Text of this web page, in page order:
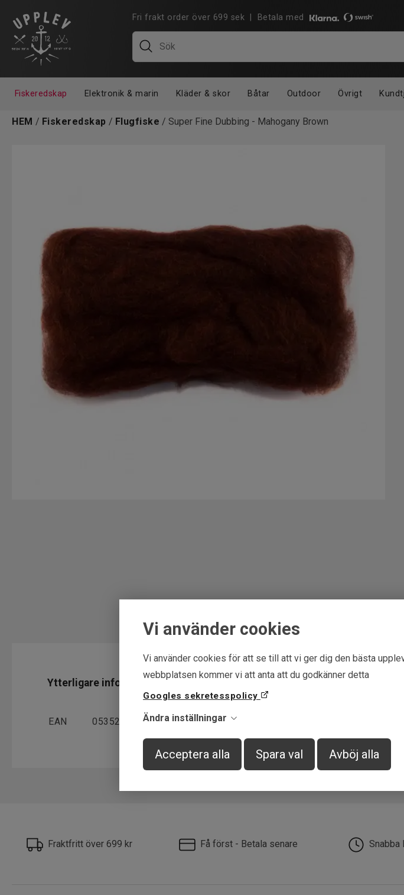
Vi använder cookies
Vi använder cookies för att se till att vi ger dig den bästa
webbplatsen kommer vi att anta att du godkänner detta
Googles sekretesspolicy
Ändra inställningar
Acceptera alla Spara val Avböj alla
Fri frakt order över 699 sek | Betala med
Fiskeredskap Elektronik & marin Kläder & skor Båtar Outdoor Övrigt
HEM / Fiskeredskap / Flugfiske / Super Fine Dubbing - Mahogany Brown
Ytterligare information
EAN 053526107067
Fraktfritt över 699 kr Få först - Betala senare Snabba